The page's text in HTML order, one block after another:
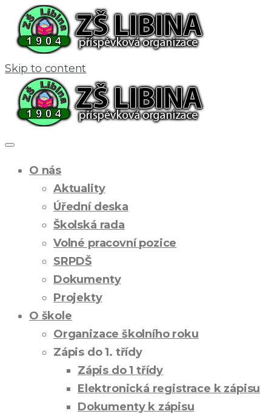
Skip to content
O nás
Aktuality
Úřední deska
Školská rada
Volné pracovní pozice
SRPDŠ
Dokumenty
Projekty
O škole
Organizace školního roku
Zápis do 1. třídy
Zápis do 1 třídy
Elektronická registrace k zápisu
Dokumenty k zápisu